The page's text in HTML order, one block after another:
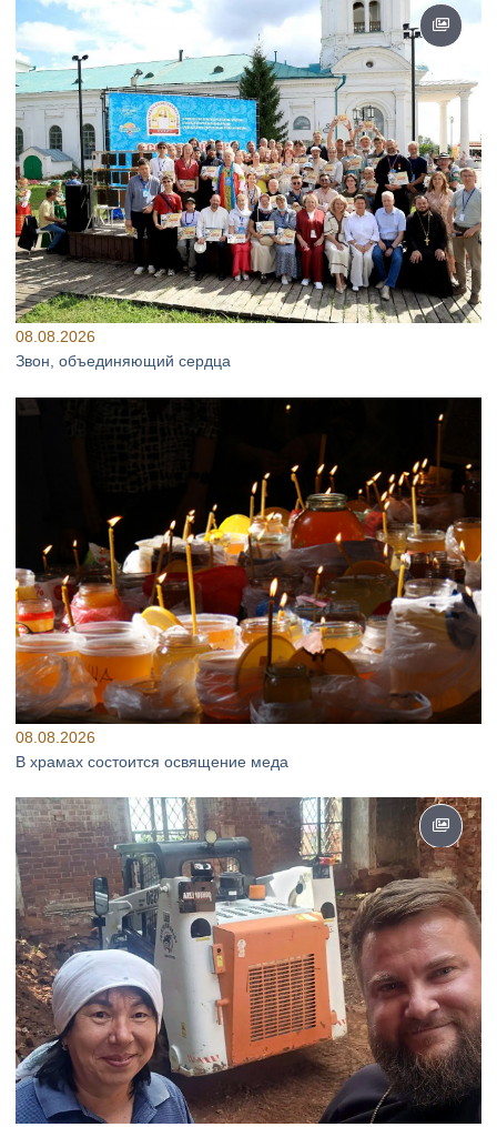
08.08.2026
Звон, объединяющий сердца
08.08.2026
В храмах состоится освящение меда